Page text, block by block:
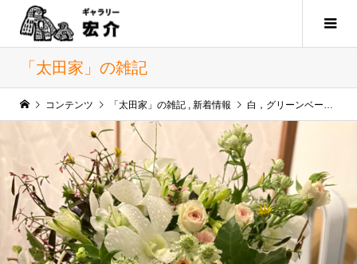
「太田家」の雑記
コンテンツ 「太田家」の雑記 , 新着情報 白，グリーンベースで、、と 気持ちのお祝いです。